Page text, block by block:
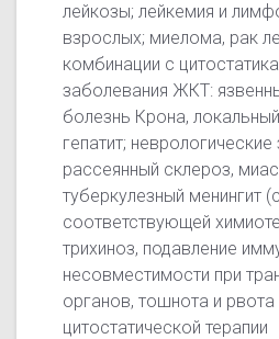
лейкозы; лейкемия и
взрослых; миелома, рак
комбинации с
заболевания ЖКТ:
болезнь Крона, локальный
гепатит;
рассеянный склероз,
туберкулезный менингит (с
соответствующей
трихиноз, подавление
несовместимости при
органов, тошнота и рвота
цитостатической терапии